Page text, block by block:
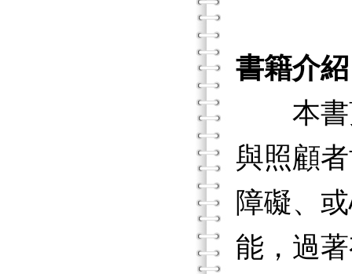
書籍介紹
本書蒐
與照顧
障礙、
能，過